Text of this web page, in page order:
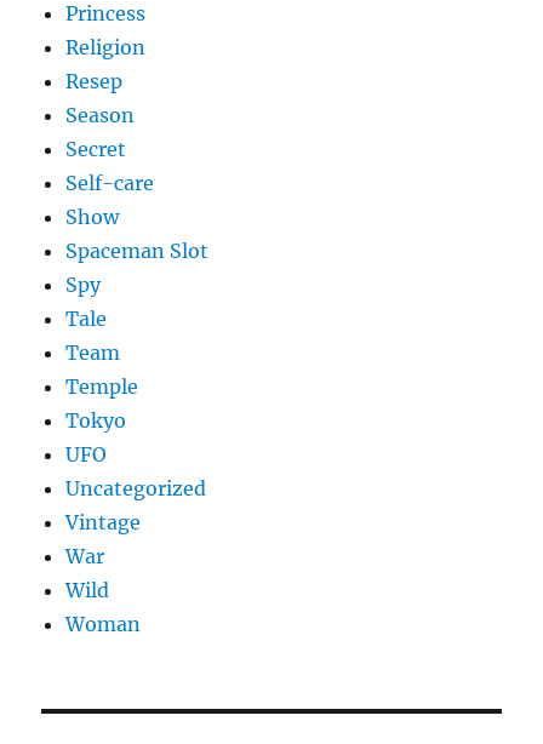
Princess
Religion
Resep
Season
Secret
Self-care
Show
Spaceman Slot
Spy
Tale
Team
Temple
Tokyo
UFO
Uncategorized
Vintage
War
Wild
Woman